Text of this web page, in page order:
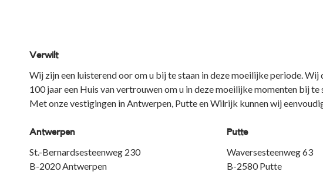
Verwilt
Wij zijn een luisterend oor om u bij te staan in deze moeilijke periode.
100 jaar een Huis van vertrouwen om u in deze moeilijke momenten bij te
Met onze vestigingen in Antwerpen, Putte en Wilrijk kunnen wij
Antwerpen
St.-Bernardsesteenweg 230
B-2020 Antwerpen
Putte
Waversesteenweg 63
B-2580 Putte